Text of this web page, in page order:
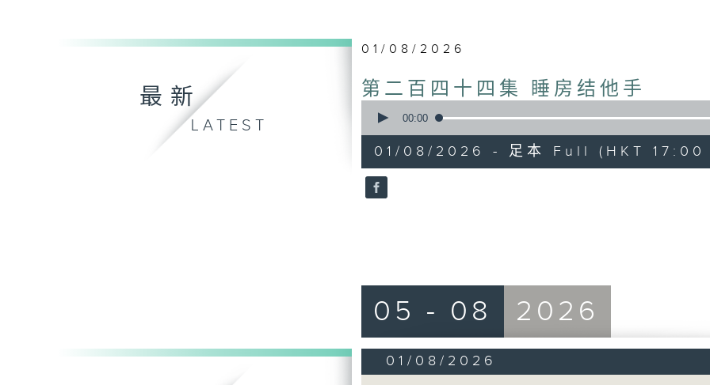
最新
LATEST
01/08/2026
第二百四十四集 睡房结他手
seconds
53
minutes,
22
seconds
90%
00:00
01/08/2026 - 足本 Full (HKT
05 - 08 2026
01/08/2026